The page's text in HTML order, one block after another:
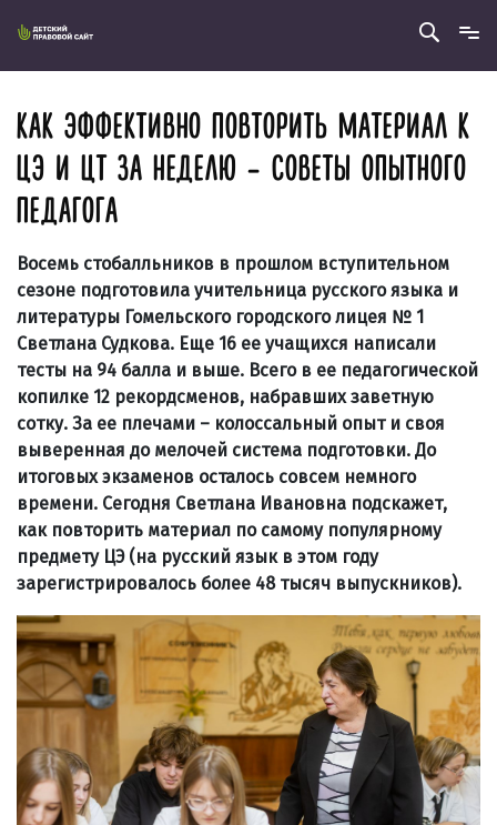
КАК ЭФФЕКТИВНО ПОВТОРИТЬ МАТЕРИАЛ К
ЦЭ И ЦТ ЗА НЕДЕЛЮ – СОВЕТЫ ОПЫТНОГО
ПЕДАГОГА
Восемь стобалльников в прошлом вступительном
сезоне подготовила учительница русского языка и
литературы Гомельского городского лицея № 1
Светлана Судкова. Еще 16 ее учащихся написали
тесты на 94 балла и выше. Всего в ее педагогической
копилке 12 рекордсменов, набравших заветную
сотку. За ее плечами – колоссальный опыт и своя
выверенная до мелочей система подготовки. До
итоговых экзаменов осталось совсем немного
времени. Сегодня Светлана Ивановна подскажет,
как повторить материал по самому популярному
предмету ЦЭ (на русский язык в этом году
зарегистрировалось более 48 тысяч выпускников).